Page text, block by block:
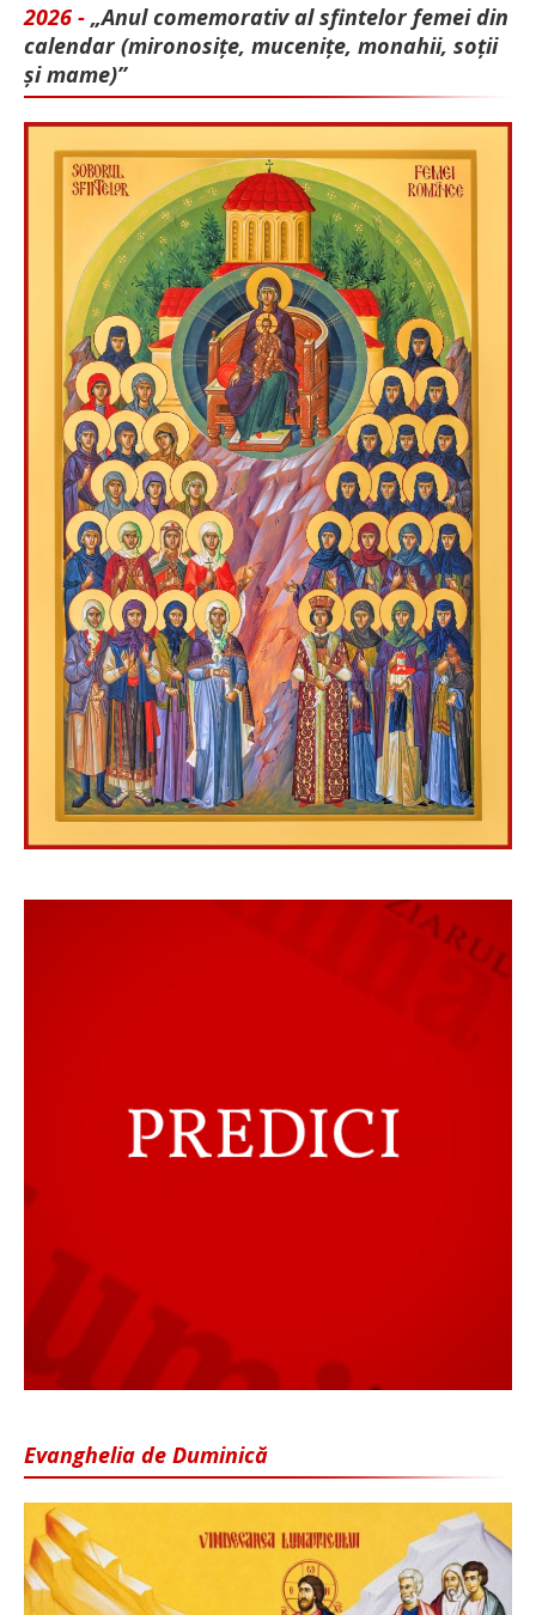
2026 - „Anul comemorativ al sfintelor femei din
calendar (mironosițe, mu­cenițe, monahii, soții
și mame)”
Evanghelia de Duminică